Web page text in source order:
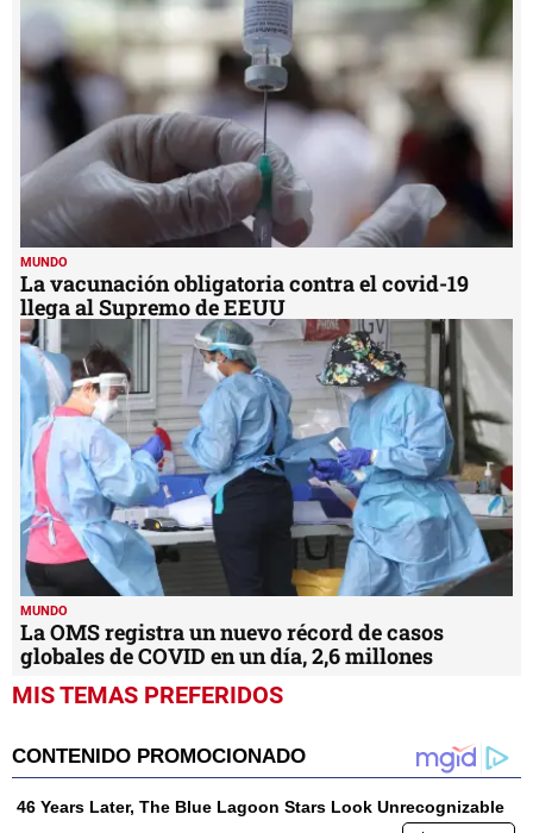
MUNDO
La vacunación obligatoria contra el covid-19
llega al Supremo de EEUU
MUNDO
La OMS registra un nuevo récord de casos
globales de COVID en un día, 2,6 millones
MIS TEMAS PREFERIDOS